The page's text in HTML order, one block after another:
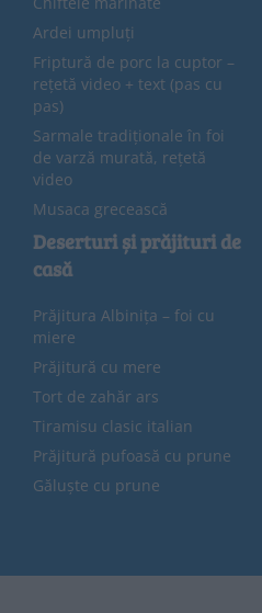
Ardei umpluți
Friptură de porc la cuptor –
rețetă video + text (pas cu
pas)
Sarmale tradiționale în foi
de varză murată, rețetă
video
Musaca grecească
Deserturi și prăjituri de
casă
Prăjitura Albinița – foi cu
miere
Prăjitură cu mere
Tort de zahăr ars
Tiramisu clasic italian
Prăjitură pufoasă cu prune
Găluște cu prune